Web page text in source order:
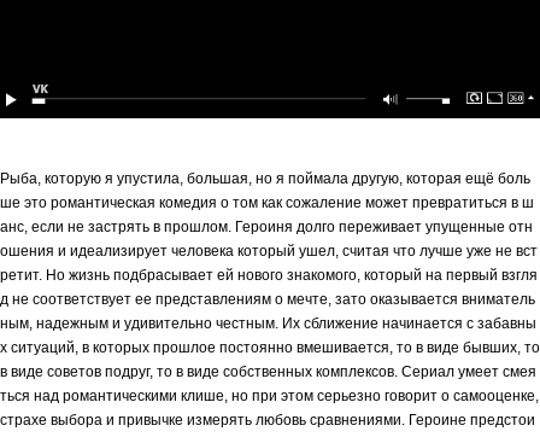
Рыба, которую я упустила, большая, но я поймала другую, которая ещё боль
ше это романтическая комедия о том как сожаление может превратиться в ш
анс, если не застрять в прошлом. Героиня долго переживает упущенные отн
ошения и идеализирует человека который ушел, считая что лучше уже не вст
ретит. Но жизнь подбрасывает ей нового знакомого, который на первый взгля
д не соответствует ее представлениям о мечте, зато оказывается вниматель
ным, надежным и удивительно честным. Их сближение начинается с забавны
х ситуаций, в которых прошлое постоянно вмешивается, то в виде бывших, то
в виде советов подруг, то в виде собственных комплексов. Сериал умеет смея
ться над романтическими клише, но при этом серьезно говорит о самооценке,
страхе выбора и привычке измерять любовь сравнениями. Героине предстои